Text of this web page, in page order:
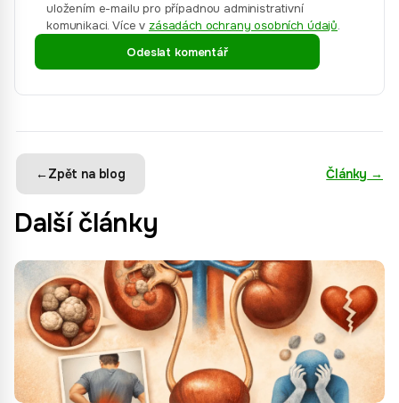
uložením e-mailu pro případnou administrativní
komunikaci. Více v zásadách ochrany osobních údajů.
Odeslat komentář
←Zpět na blog Články →
Další články